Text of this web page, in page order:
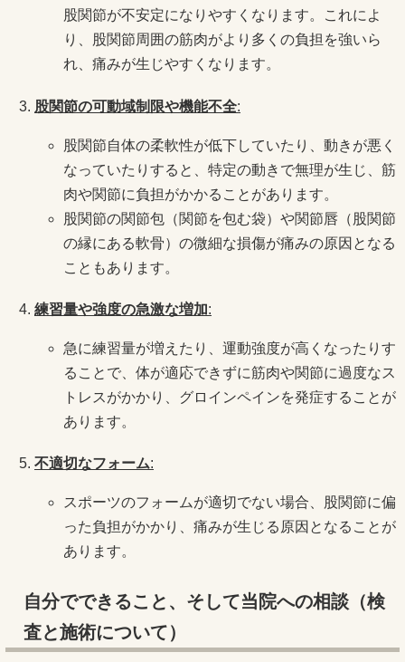
股関節が不安定になりやすくなります。これによ
り、股関節周囲の筋肉がより多くの負担を強いら
れ、痛みが生じやすくなります。
股関節の可動域制限や機能不全:
股関節自体の柔軟性が低下していたり、動きが悪く
なっていたりすると、特定の動きで無理が生じ、筋
肉や関節に負担がかかることがあります。
股関節の関節包（関節を包む袋）や関節唇（股関節
の縁にある軟骨）の微細な損傷が痛みの原因となる
こともあります。
練習量や強度の急激な増加:
急に練習量が増えたり、運動強度が高くなったりす
ることで、体が適応できずに筋肉や関節に過度なス
トレスがかかり、グロインペインを発症することが
あります。
不適切なフォーム:
スポーツのフォームが適切でない場合、股関節に偏
った負担がかかり、痛みが生じる原因となることが
あります。
自分でできること、そして当院への相談（検
査と施術について）